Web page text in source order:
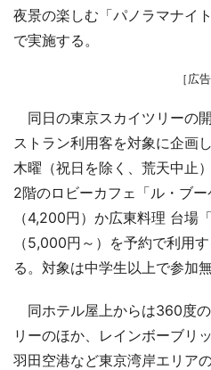
夜景の楽しむ「パノラマナイ
で実施する。
［広告
同日の東京スカイツリーの
ストラン利用客を対象に企画
木曜（祝日を除く、荒天中止
2階のロビーカフェ「ル・ブ
（4,200円）か広東料理 台場
（5,000円～）を予約で利用
る。対象は中学生以上で参加無
同ホテル屋上からは360度
リーのほか、レインボーブリ
羽田空港など東京湾岸エリア